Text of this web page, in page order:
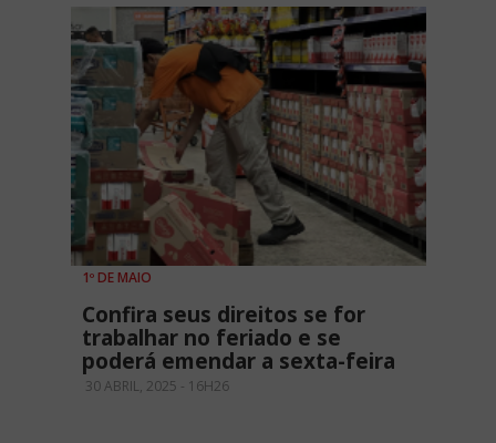
1º DE MAIO
Confira seus direitos se for
trabalhar no feriado e se
poderá emendar a sexta-feira
30 ABRIL, 2025 - 16H26